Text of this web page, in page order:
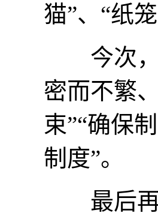
猫”、“纸
今次，
密而不繁
束”“确保
制度”。
最后再